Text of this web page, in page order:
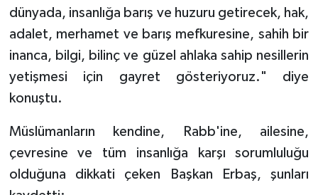
dünyada, insanlığa barış ve huzuru getirecek, hak,
adalet, merhamet ve barış mefkuresine, sahih bir
inanca, bilgi, bilinç ve güzel ahlaka sahip nesillerin
yetişmesi için gayret gösteriyoruz." diye
konuştu.
Müslümanların kendine, Rabb'ine, ailesine,
çevresine ve tüm insanlığa karşı sorumluluğu
olduğuna dikkati çeken Başkan Erbaş, şunları
Eskişehir Müftülüğü
Gaziantep Müftülüğü
Gümüşhane Müftülüğü
Hakkari Müftülüğü